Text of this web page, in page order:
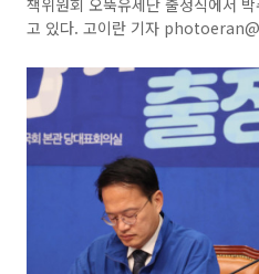
책위원회 오뚝유세단 출정식에서
고 있다. 고이란 기자 photoeran@